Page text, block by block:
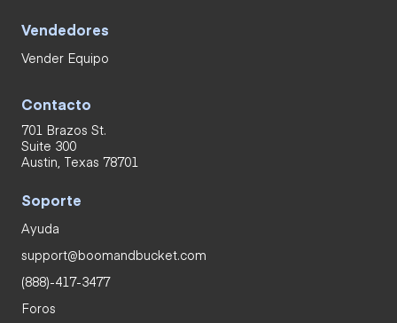
Vendedores
Vender Equipo
Contacto
701 Brazos St.
Suite 300
Austin, Texas 78701
Soporte
Ayuda
support@boomandbucket.com
(888)-417-3477
Foros